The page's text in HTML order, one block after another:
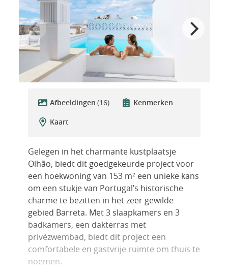
Afbeeldingen (16)
Kenmerken
Kaart
Gelegen in het charmante kustplaatsje
Olhão, biedt dit goedgekeurde project voor
een hoekwoning van 153 m² een unieke kans
om een stukje van Portugal’s historische
charme te bezitten in het zeer gewilde
gebied Barreta. Met 3 slaapkamers en 3
badkamers, een dakterras met
privézwembad, biedt dit project een
comfortabele en gastvrije ruimte om thuis te
noemen.